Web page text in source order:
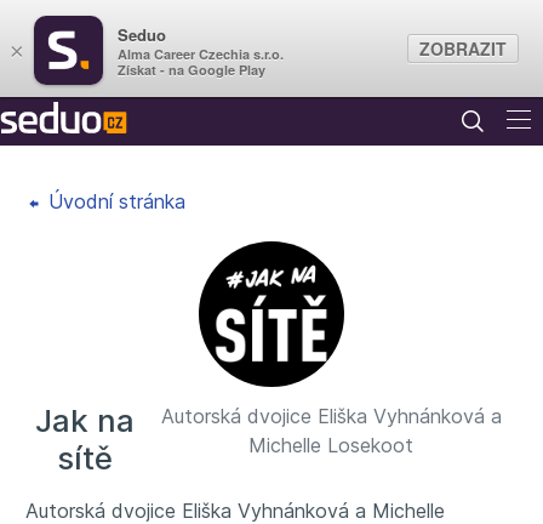
Úvodní stránka
Jak na
sítě
Autorská dvojice Eliška Vyhnánková a
Michelle Losekoot
Autorská dvojice Eliška Vyhnánková a Michelle
×
Seduo
Alma Career Czechia s.r.o.
Získat - na Google Play
ZOBRAZIT